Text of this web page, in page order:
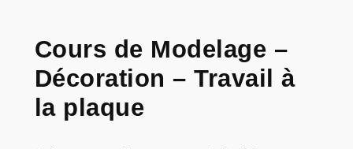
Cours de Modelage –
Décoration – Travail à
la plaque